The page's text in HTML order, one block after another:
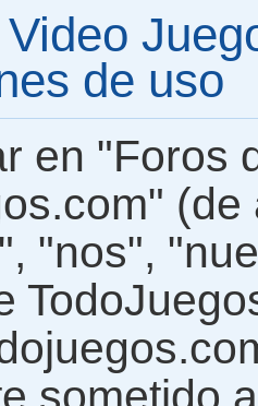
de uso
en "Foros
"nos",